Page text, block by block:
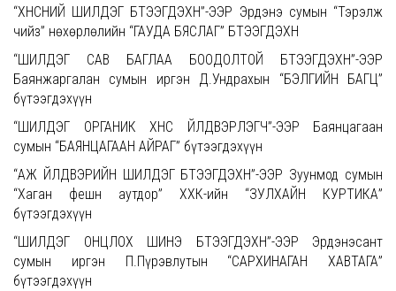
“ХҮНСНИЙ ШИЛДЭГ БҮТЭЭГДЭХҮҮН”-ЭЭР Эрдэнэ сумын “Тэрэлж
чийз” нөхөрлөлийн “ГАУДА БЯСЛАГ” БҮТЭЭГДЭХҮҮН
“ШИЛДЭГ САВ БАГЛАА БООДОЛТОЙ БҮТЭЭГДЭХҮҮН”-ЭЭР
Баянжаргалан сумын иргэн Д.Ундрахын “БЭЛГИЙН БАГЦ”
бүтээгдэхүүн
“ШИЛДЭГ ОРГАНИК ХҮНС ҮЙЛДВЭРЛЭГЧ”-ЭЭР Баянцагаан
сумын “БАЯНЦАГААН АЙРАГ” бүтээгдэхүүн
“АЖ ҮЙЛДВЭРИЙН ШИЛДЭГ БҮТЭЭГДЭХҮҮН”-ЭЭР Зуунмод сумын
“Хаган фешн аутдор” ХХК-ийн “ЗУЛХАЙН КУРТИКА”
бүтээгдэхүүн
“ШИЛДЭГ ОНЦЛОХ ШИНЭ БҮТЭЭГДЭХҮҮН”-ЭЭР Эрдэнэсант
сумын иргэн П.Пүрэвлутын “САРХИНАГАН ХАВТАГА”
бүтээгдэхүүн